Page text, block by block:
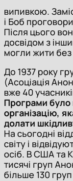
випивкою.
і Боб
Після цього
досвідом з
могли жити
До 1937 року
(Асоціація
вже 40
Програми було
організацію,
долати
На сьогодні
світу і
осіб. В США та
тисячі груп
більше 130